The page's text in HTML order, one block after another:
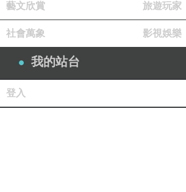
藝文欣賞 旅遊玩家
社會萬象 影視娛樂
我的站台
登入